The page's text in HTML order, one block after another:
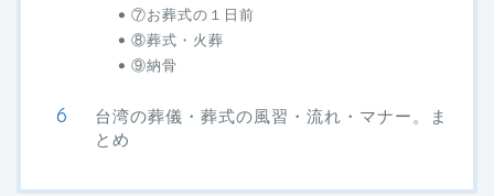
⑦お葬式の１日前
⑧葬式・火葬
⑨納骨
台湾の葬儀・葬式の風習・流れ・マナー。ま
とめ